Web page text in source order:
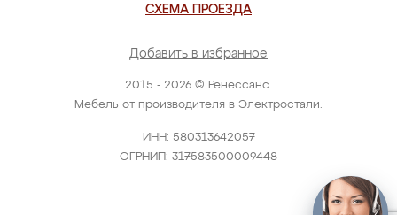
2015 - 2026 © Ренессанс.
Мебель от производителя в Электростали.
ИНН: 580313642057
ОГРНИП: 317583500009448
СХЕМА ПРОЕЗДА
Добавить в избранное